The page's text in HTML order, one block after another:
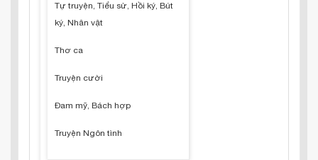
Tự truyện, Tiểu sử, Hồi ký, Bút
ký, Nhân vật
Thơ ca
Truyện cười
Đam mỹ, Bách hợp
Truyện Ngôn tình